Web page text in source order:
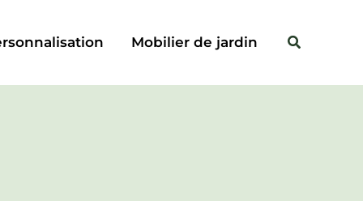
Mobilier de jardin Rechercher